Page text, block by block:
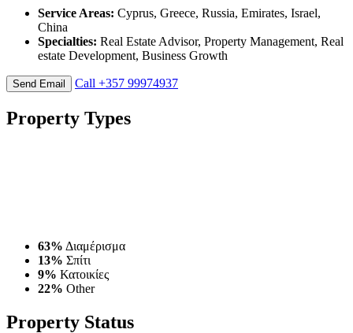
Service Areas: Cyprus, Greece, Russia, Emirates, Israel,
China
Specialties: Real Estate Advisor, Property Management, Real
estate Development, Business Growth
Send Email Call +357 99974937
Property Types
63% Διαμέρισμα
13% Σπίτι
9% Κατοικίες
22% Other
Property Status